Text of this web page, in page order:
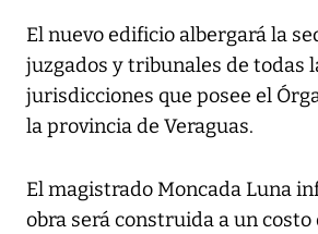
El nuevo edificio albergará la
juzgados y tribunales de todas
jurisdicciones que posee el
la provincia de Veraguas.
El magistrado Moncada Luna
obra será construida a un costo